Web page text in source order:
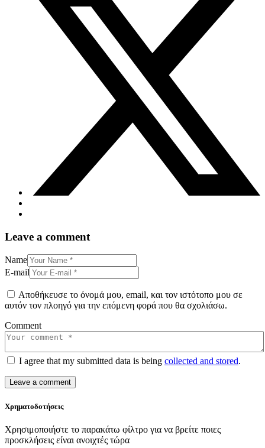
Leave a comment
Name
E-mail
Αποθήκευσε το όνομά μου, email, και τον ιστότοπο μου σε
αυτόν τον πλοηγό για την επόμενη φορά που θα σχολιάσω.
Comment
I agree that my submitted data is being collected and stored.
Χρηματοδοτήσεις
Χρησιμοποιήστε το παρακάτω φίλτρο για να βρείτε ποιες
προσκλήσεις είναι ανοιχτές τώρα